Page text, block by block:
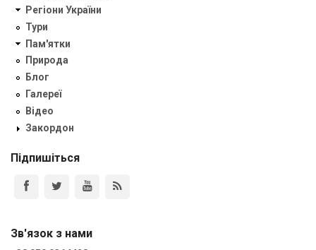
Регіони України
Тури
Пам'ятки
Природа
Блог
Галереї
Відео
Закордон
Підпишіться
Зв'язок з нами